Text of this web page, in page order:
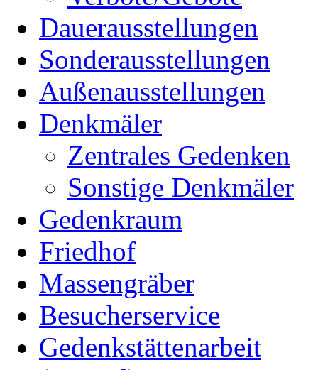
Dauerausstellungen
Sonderausstellungen
Außenausstellungen
Denkmäler
Zentrales Gedenken
Sonstige Denkmäler
Gedenkraum
Friedhof
Massengräber
Besucherservice
Gedenkstättenarbeit